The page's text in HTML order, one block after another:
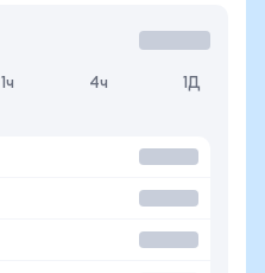
1ч 4ч 1Д